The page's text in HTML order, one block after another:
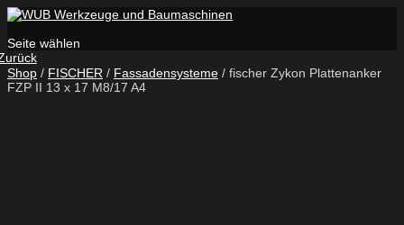
Seite wählen
Shop / FISCHER / Fassadensysteme / fischer Zykon Plattenanker
FZP II 13 x 17 M8/17 A4